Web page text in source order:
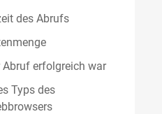
des Abrufs
Abruf erfolgreich war
Typs des